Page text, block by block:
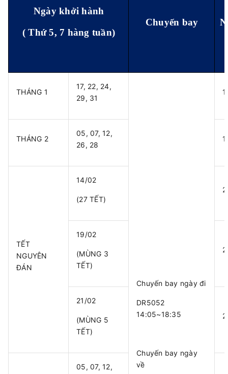
Ngày khởi hành
( Thứ5, 7 hàng tuần)
Chuyến bay
THÁNG 1
17, 22, 24,
29, 31
Chuyến bay ngày đi
DR5052
14:05~18:35
Chuyến bay ngày
về
THÁNG 2
05, 07, 12,
26, 28
TẾT
NGUYÊN
ĐÁN
14/02
(27 TẾT)
19/02
(MÙNG 3
TẾT)
21/02
(MÙNG 5
TẾT)
05, 07, 12,